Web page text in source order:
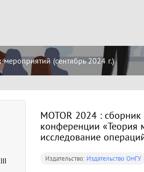
(сентябрь 2024 г.)
MOTOR 2024 :
конференции «Теория
исследование
Издательство: Издательство ОмГУ